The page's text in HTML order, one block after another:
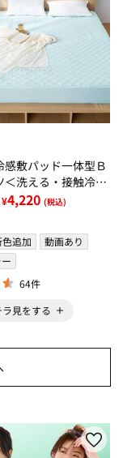
感敷パッド一体型Ｂ
＜洗える・接触冷
・時短・家事楽・
ツ・寝苦しさ対策
¥4,220 (税込)
色追加
動画あり
64件
ラ見をする